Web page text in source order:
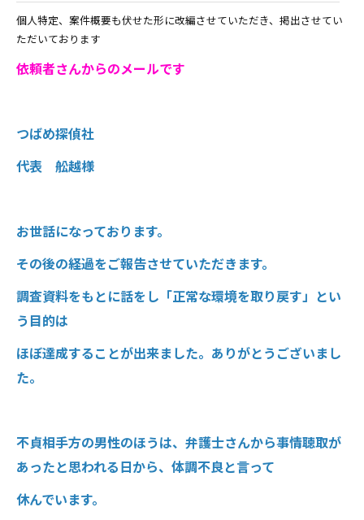
個人特定、案件概要も伏せた形に改編させていただき、掲出させてい
ただいております
依頼者さんからのメールです
つばめ探偵社
代表 舩越様
お世話になっております。
その後の経過をご報告させていただきます。
調査資料をもとに話をし「正常な環境を取り戻す」とい
う目的は
ほぼ達成することが出来ました。ありがとうございまし
た。
不貞相手方の男性のほうは、弁護士さんから事情聴取が
あったと思われる日から、体調不良と言って
休んでいます。